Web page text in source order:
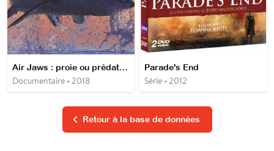
Air Jaws : proie ou prédateur ?
Documentaire • 2018
Parade's End
Série • 2012
Retour à la base de données